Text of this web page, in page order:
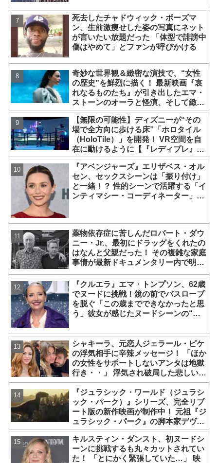
死去したチャドウィック・ボーズマ
ン、生前激痩せした姿の写真にネット
が言いたい放題だった 「体型で誹謗中
傷はやめて」とファンが呼びかける
奇妙な世界観＆緻密な演技で、“女性
の歴史”を鮮烈に描く！ 最新映画『哀
れなるものたち』が引き出したエマ・
ストーンのオーラと怪演、そして緻密
すぎる演技力！ これは女性の“自由意
志”の物語［レビュー＆解説］
【無限の可能性】ディズニーが“その
場で全方向に歩ける床”「ホロタイル
（HoloTile）」を開発！ VR空間を自
在に動けるように【『レディプレ』実
現への大きな一歩？】
『アベンジャーズ』エリザベス・オル
セン、セックスシーンは「振り付け」
と一緒！？ 性的シーンで活躍する「イ
ンティマシー・コーディネーター」の
薬物依存症に苦しんだロバート・ダウ
ニー・Jr.、最初にドラッグをくれたの
はなんと父親だった！ その複雑な家庭
事情が最新ドキュメンタリー内で明ら
『クルエラ』エマ・トンプソン、62歳
でヌードに挑戦！鏡の前でバスローブ
を脱ぐ「この歳までできなかったと思
う」彼女が感じたヌードシーンの“難
シャキーラ、元恋人ジェラール・ピケ
の浮気相手に辛辣メッセージ！ 「ほか
の女性をサポートしないアンタは地獄
行き・・」 浮気され破局した悲しい心
境を赤裸々に語る
『ジュラシック・ワールド（ジュラシ
ック・パーク）』シリーズ、完全リブ
ート版の新作映画が制作中！ 元祖『ジ
ュラシック・パーク』の脚本家デヴィ
ッド・コープが関与
キルスティン・ダンスト、初ヌードシ
ーンに挑戦するも丸々カットされてい
た！ 「とにかく緊張していた…」 映